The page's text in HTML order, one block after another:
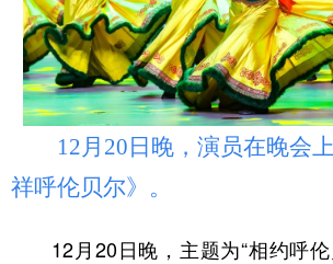
食品 人居 信息化
学术中国 乡村振兴 银龄
城市 旅游 能源
彩票
12月20日晚，演员在晚会
祥呼伦贝尔》。
12月20日晚，主题为“相约呼伦